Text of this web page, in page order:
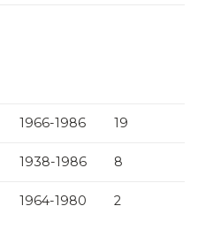
1966-1986 19
1938-1986 8
1964-1980 2